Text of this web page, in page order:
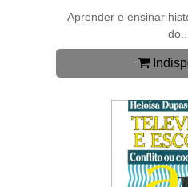
Aprender e ensinar